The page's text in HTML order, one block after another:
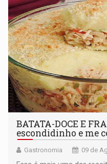
BATATA-DOCE E
escondidinho e me
Gastronomia 09 de